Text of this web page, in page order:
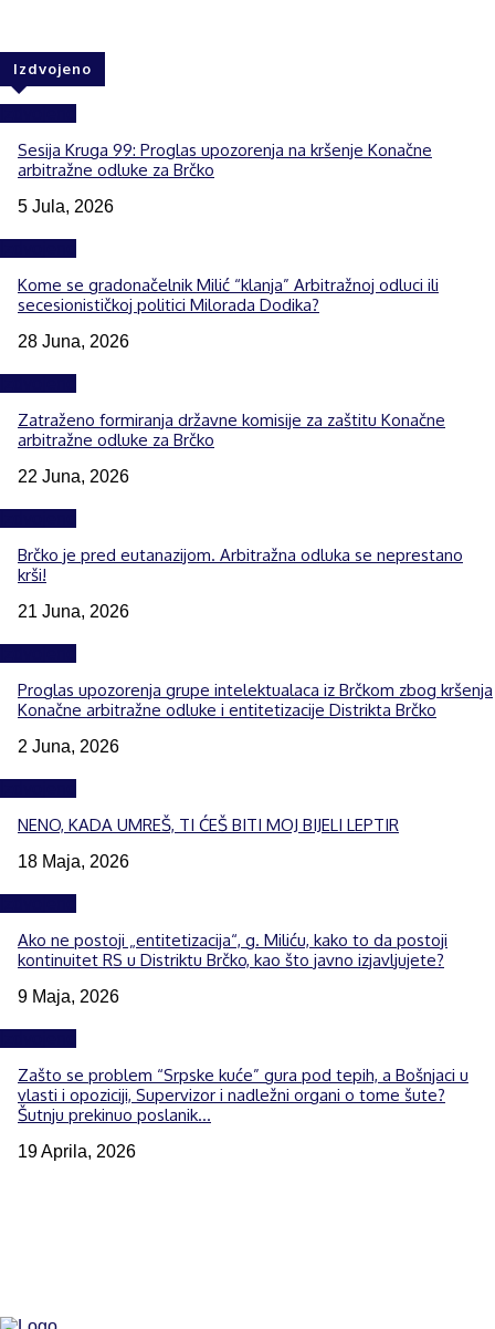
Izdvojeno
Sesija Kruga 99: Proglas upozorenja na kršenje Konačne
arbitražne odluke za Brčko
5 Jula, 2026
Kome se gradonačelnik Milić “klanja” Arbitražnoj odluci ili
secesionističkoj politici Milorada Dodika?
28 Juna, 2026
Zatraženo formiranja državne komisije za zaštitu Konačne
arbitražne odluke za Brčko
22 Juna, 2026
Brčko je pred eutanazijom. Arbitražna odluka se neprestano
krši!
21 Juna, 2026
Proglas upozorenja grupe intelektualaca iz Brčkom zbog kršenja
Konačne arbitražne odluke i entitetizacije Distrikta Brčko
2 Juna, 2026
NENO, KADA UMREŠ, TI ĆEŠ BITI MOJ BIJELI LEPTIR
18 Maja, 2026
Ako ne postoji „entitetizacija“, g. Miliću, kako to da postoji
kontinuitet RS u Distriktu Brčko, kao što javno izjavljujete?
9 Maja, 2026
Zašto se problem “Srpske kuće” gura pod tepih, a Bošnjaci u
vlasti i opoziciji, Supervizor i nadležni organi o tome šute?
Šutnju prekinuo poslanik...
19 Aprila, 2026